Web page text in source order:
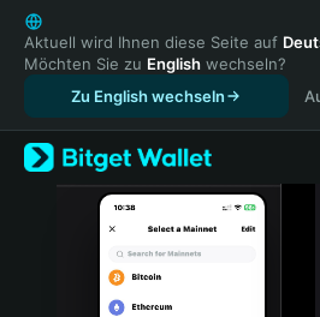
English
日本語
Tiếng Việt
Русский
Español (Latinoamérica)
Türkçe
Italiano
Aktuell wird Ihnen diese Seite auf
Möchten Sie zu English wechseln?
Zu English wechseln